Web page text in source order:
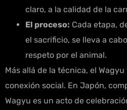
claro, a la calidad de la
El proceso: Cada etapa,
el sacrificio, se lleva a
respeto por el animal.
Más allá de la técnica, el
conexión social. En Japón,
Wagyu es un acto de